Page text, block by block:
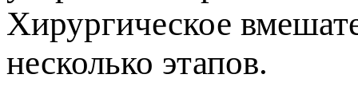
Хирургическое
несколько этапов.